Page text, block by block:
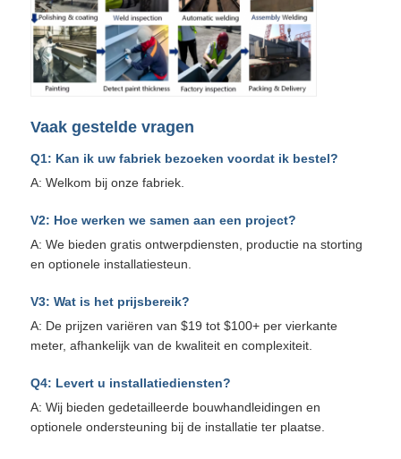
Vaak gestelde vragen
Q1: Kan ik uw fabriek bezoeken voordat ik bestel?
A: Welkom bij onze fabriek.
V2: Hoe werken we samen aan een project?
A: We bieden gratis ontwerpdiensten, productie na storting
en optionele installatiesteun.
V3: Wat is het prijsbereik?
A: De prijzen variëren van $19 tot $100+ per vierkante
meter, afhankelijk van de kwaliteit en complexiteit.
Q4: Levert u installatiediensten?
A: Wij bieden gedetailleerde bouwhandleidingen en
optionele ondersteuning bij de installatie ter plaatse.